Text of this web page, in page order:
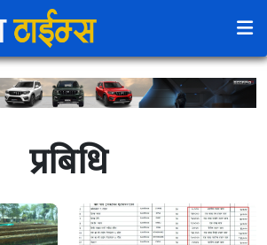
प्रबिधि